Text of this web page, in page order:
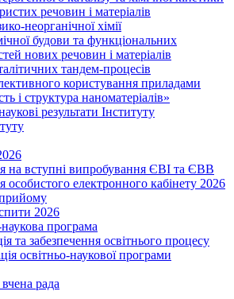
речовин і матеріалів
неорганічної хімії
будови та функціональних
нових речовин і матеріалів
тандем-процесів
користування приладами
і структура наноматеріалів»
результати Інституту
на вступні випробування ЄВІ та ЄВВ
особистого електронного кабінету 2026
2026
програма
та забезпечення освітнього процесу
освітньо-наукової програми
рада